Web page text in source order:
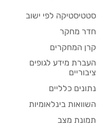
סטטיסטיקה לפי ישוב
חדר מחקר
קרן המחקרים
העברת מידע לגופים
ציבוריים
נתונים כלליים
השוואות בינלאומיות
תמונת מצב